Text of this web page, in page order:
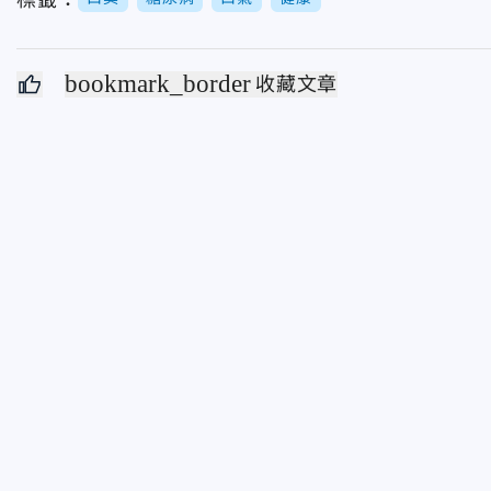
bookmark_border 收藏文章